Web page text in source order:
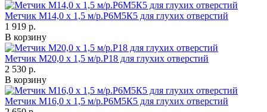
Метчик М14,0 х 1,5 м/р.Р6М5К5 для глухих отверстий
1 919 р.
В корзину
Метчик М20,0 х 1,5 м/р.Р18 для глухих отверстий
2 530 р.
В корзину
Метчик М16,0 х 1,5 м/р.Р6М5К5 для глухих отверстий